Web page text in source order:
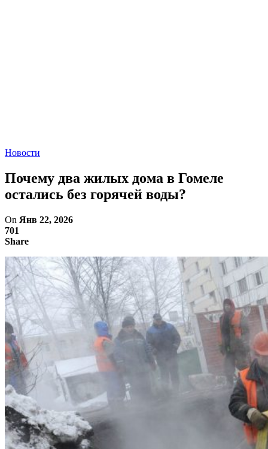
Новости
Почему два жилых дома в Гомеле
остались без горячей воды?
On Янв 22, 2026
701
Share